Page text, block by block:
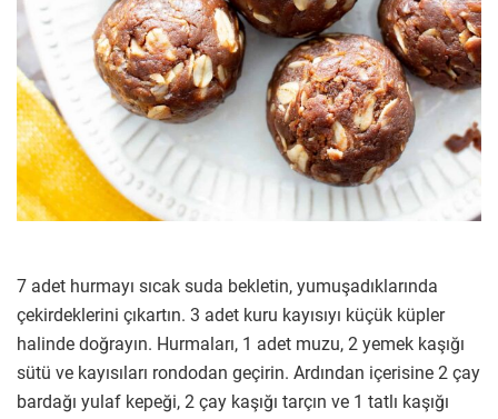
7 adet hurmayı sıcak suda bekletin, yumuşadıklarında
çekirdeklerini çıkartın. 3 adet kuru kayısıyı küçük küpler
halinde doğrayın. Hurmaları, 1 adet muzu, 2 yemek kaşığı
sütü ve kayısıları rondodan geçirin. Ardından içerisine 2 çay
bardağı yulaf kepeği, 2 çay kaşığı tarçın ve 1 tatlı kaşığı